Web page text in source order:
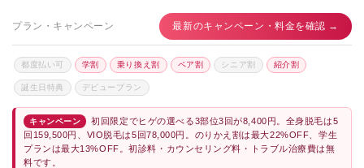
プラン・キャンペーン 最新のキャンペーン・料金を確認 →
都度払い可 学割 乗り換え割 ペア割 シニア割 紹介割
誕生日特典 デビュープラン
キャンペーン
初回限定でヒゲの選べる3部位3回が8,400円。全身脱毛は5
回159,500円、VIO脱毛は5回78,000円。のりかえ割は最大22%OFF、学生
プランは最大13%OFF。初診料・カウンセリング料・トラブル治療費は無
料です。